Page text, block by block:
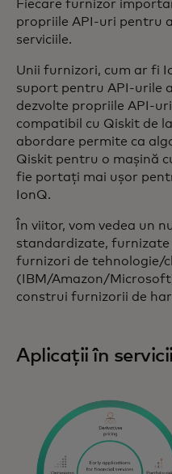
Fiecare furnizor
propriile API-uri pentru
serviciile.
Unii furnizori, cum ar fi
suport pentru API-urile
dezvolte propriile API-
compatibil cu Qiskit de
abordare permite ca
Qiskit pentru o mașină
fie portați mai ușor
IonQ.
În viitor, vom vedea un
standardizate, furnizate
furnizori de tehnologie/
(IBM/Amazon/
construi furnizorii de
Aplicații în